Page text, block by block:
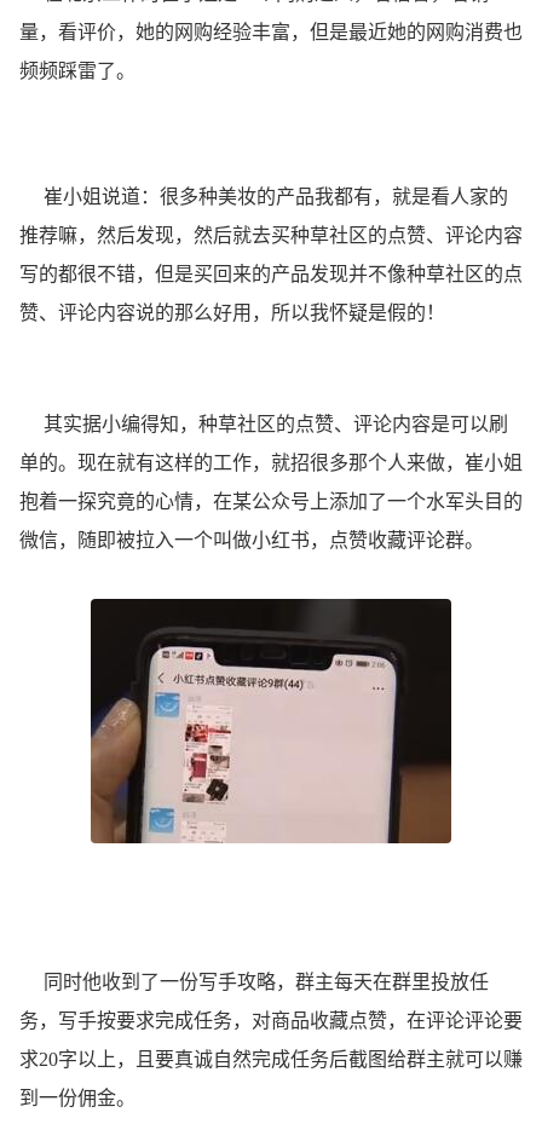
量，看评价，她的网购经验丰富，但是最近她的网购消费也
频频踩雷了。
崔小姐说道：很多种美妆的产品我都有，就是看人家的
推荐嘛，然后发现，然后就去买种草社区的点赞、评论内容
写的都很不错，但是买回来的产品发现并不像种草社区的点
赞、评论内容说的那么好用，所以我怀疑是假的！
其实据小编得知，种草社区的点赞、评论内容是可以刷
单的。现在就有这样的工作，就招很多那个人来做，崔小姐
抱着一探究竟的心情，在某公众号上添加了一个水军头目的
微信，随即被拉入一个叫做小红书，点赞收藏评论群。
同时他收到了一份写手攻略，群主每天在群里投放任
务，写手按要求完成任务，对商品收藏点赞，在评论评论要
求20字以上，且要真诚自然完成任务后截图给群主就可以赚
到一份佣金。